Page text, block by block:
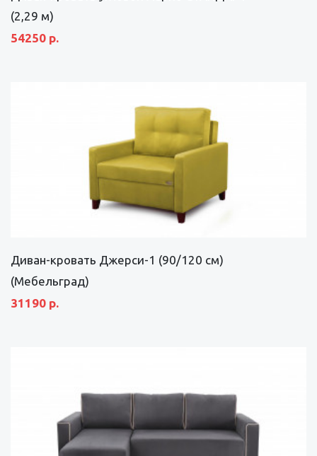
(2,29 м)
54250 р.
Диван-кровать Джерси-1 (90/120 см)
(Мебельград)
31190 р.